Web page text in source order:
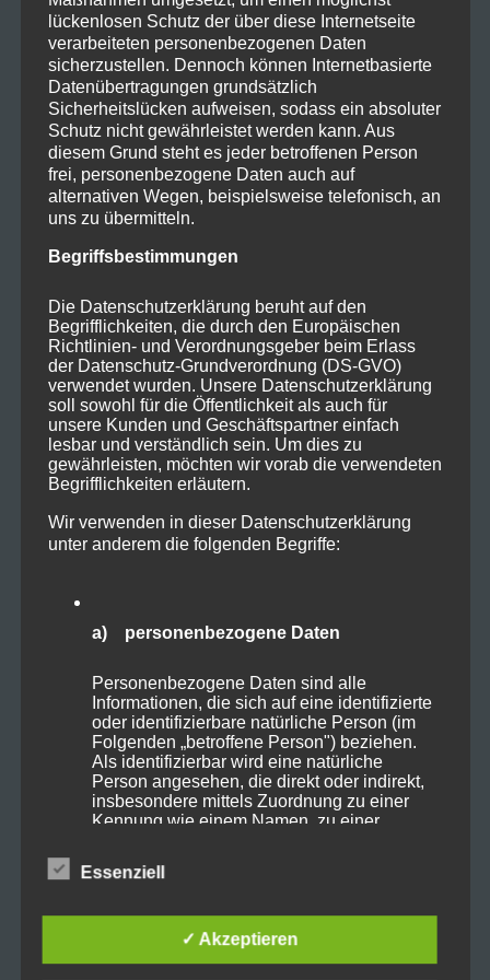
Biberach vertreten Der Dramatische Verein
Biberach (kurz DRAM) war beim
Kulturparcours der Stadt Biberach am [...]
Bericht Hauptversammlung
Dramatischer Verein 2024
Bericht Hauptversammlung
Jahreshauptversammlung des
Dramatischen Vereins Biberach 2024 Der
Dramatische Verein Biberach (kurz „Dram“)
lud am 13. Mai 2024 um 19:30 Uhr [...]
Hauptversammlung Dramatischer
lückenlosen Schutz der über diese Internetseite
verarbeiteten personenbezogenen Daten
sicherzustellen. Dennoch können Internetbasierte
Datenübertragungen grundsätzlich
Sicherheitslücken aufweisen, sodass ein absoluter
Schutz nicht gewährleistet werden kann. Aus
diesem Grund steht es jeder betroffenen Person
frei, personenbezogene Daten auch auf
alternativen Wegen, beispielsweise telefonisch, an
uns zu übermitteln.
Begriffsbestimmungen
Die Datenschutzerklärung beruht auf den
Begrifflichkeiten, die durch den Europäischen
Richtlinien- und Verordnungsgeber beim Erlass
der Datenschutz-Grundverordnung (DS-GVO)
verwendet wurden. Unsere Datenschutzerklärung
soll sowohl für die Öffentlichkeit als auch für
unsere Kunden und Geschäftspartner einfach
lesbar und verständlich sein. Um dies zu
gewährleisten, möchten wir vorab die verwendeten
Begrifflichkeiten erläutern.
Wir verwenden in dieser Datenschutzerklärung
unter anderem die folgenden Begriffe:
a) personenbezogene Daten
Personenbezogene Daten sind alle
Informationen, die sich auf eine identifizierte
oder identifizierbare natürliche Person (im
Folgenden „betroffene Person") beziehen.
Als identifizierbar wird eine natürliche
Person angesehen, die direkt oder indirekt,
insbesondere mittels Zuordnung zu einer
Kennung wie einem Namen, zu einer
mehreren besonderen Merkmalen, die
genetischen, psychischen, wirtschaftlichen,
kulturellen oder sozialen Identität dieser
Essenziell
✓ Akzeptieren